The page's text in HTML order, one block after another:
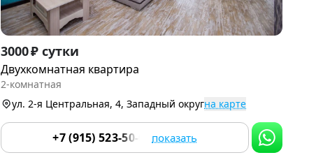
Item
1
of
3000 ₽ сутки
Двухкомнатная квартира
2-комнатная
ул. 2-я Центральная, 4, Западный округна карте
+7 (915) 523-50-05 показать